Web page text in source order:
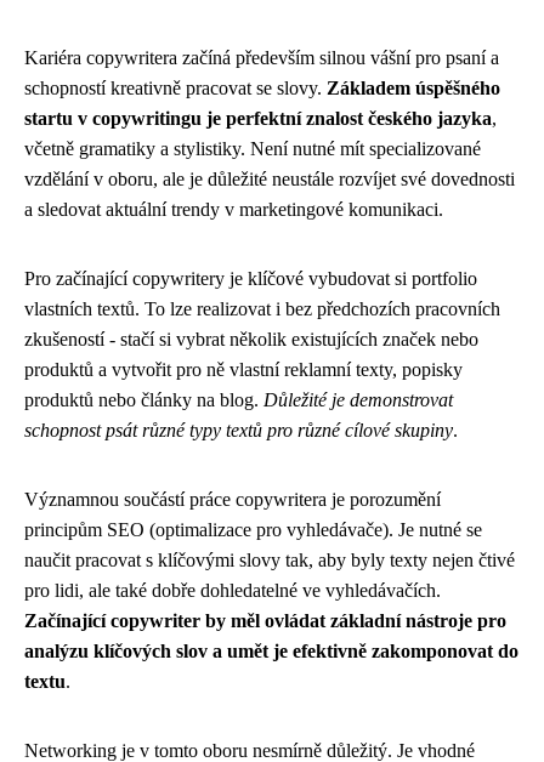
Kariéra copywritera začíná především silnou vášní pro psaní a
schopností kreativně pracovat se slovy. Základem úspěšného
startu v copywritingu je perfektní znalost českého jazyka,
včetně gramatiky a stylistiky. Není nutné mít specializované
vzdělání v oboru, ale je důležité neustále rozvíjet své dovednosti
a sledovat aktuální trendy v marketingové komunikaci.
Pro začínající copywritery je klíčové vybudovat si portfolio
vlastních textů. To lze realizovat i bez předchozích pracovních
zkušeností - stačí si vybrat několik existujících značek nebo
produktů a vytvořit pro ně vlastní reklamní texty, popisky
produktů nebo články na blog. Důležité je demonstrovat
schopnost psát různé typy textů pro různé cílové skupiny.
Významnou součástí práce copywritera je porozumění
principům SEO (optimalizace pro vyhledávače). Je nutné se
naučit pracovat s klíčovými slovy tak, aby byly texty nejen čtivé
pro lidi, ale také dobře dohledatelné ve vyhledávačích.
Začínající copywriter by měl ovládat základní nástroje pro
analýzu klíčových slov a umět je efektivně zakomponovat do
textu.
Networking je v tomto oboru nesmírně důležitý. Je vhodné